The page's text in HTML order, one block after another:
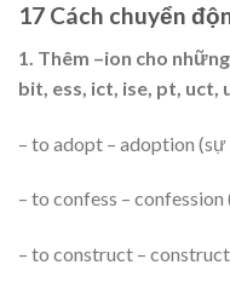
17 Cách chuyển
1. Thêm –ion cho
bit, ess, ict, ise, pt, uct,
– to adopt – adoption
– to confess –
– to construct –